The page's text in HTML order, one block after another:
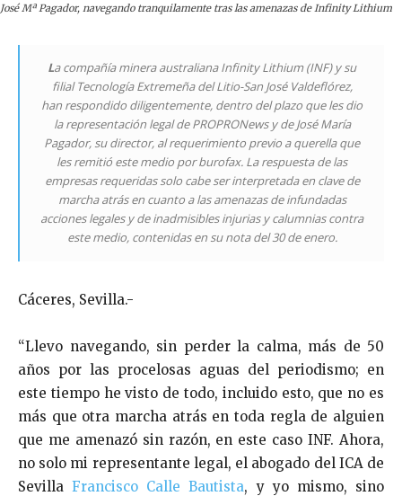
José Mª Pagador, navegando tranquilamente tras las amenazas de Infinity Lithium
La compañía minera australiana Infinity Lithium (INF) y su
filial Tecnología Extremeña del Litio-San José Valdeflórez,
han respondido diligentemente, dentro del plazo que les dio
la representación legal de PROPRONews y de José María
Pagador, su director, al requerimiento previo a querella que
les remitió este medio por burofax. La respuesta de las
empresas requeridas solo cabe ser interpretada en clave de
marcha atrás en cuanto a las amenazas de infundadas
acciones legales y de inadmisibles injurias y calumnias contra
este medio, contenidas en su nota del 30 de enero.
Cáceres, Sevilla.-
“Llevo navegando, sin perder la calma, más de 50
años por las procelosas aguas del periodismo; en
este tiempo he visto de todo, incluido esto, que no es
más que otra marcha atrás en toda regla de alguien
que me amenazó sin razón, en este caso INF. Ahora,
no solo mi representante legal, el abogado del ICA de
SevillaFrancisco Calle Bautista, y yo mismo, sino